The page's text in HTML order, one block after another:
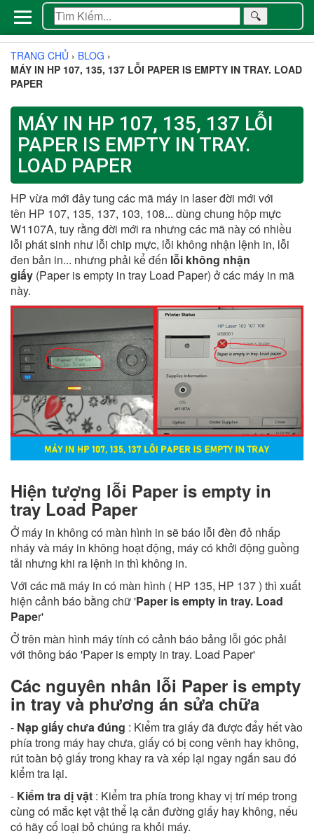
🔍
TRANG CHỦ › BLOG ›
MÁY IN HP 107, 135, 137 LỖI PAPER IS EMPTY IN TRAY. LOAD
PAPER
MÁY IN HP 107, 135, 137 LỖI
PAPER IS EMPTY IN TRAY.
LOAD PAPER
HP vừa mới đây tung các mã máy in laser đời mới với
tên HP 107, 135, 137, 103, 108... dùng chung hộp mực
W1107A, tuy rằng đời mới ra nhưng các mã này có nhiều
lỗi phát sinh như lỗi chip mực, lỗi không nhận lệnh in, lỗi
đen bản in... nhưng phải kể đến lỗi không nhận
giấy (Paper is empty in tray Load Paper) ở các máy in mã
này.
Hiện tượng lỗi Paper is empty in
tray Load Paper
Ở máy in không có màn hình in sẽ báo lỗi đèn đỏ nhấp
nháy và máy in không hoạt động, máy có khởi động guồng
tải nhưng khi ra lệnh in thì không in.
Với các mã máy in có màn hình ( HP 135, HP 137 ) thì xuất
hiện cảnh báo bằng chữ 'Paper is empty in tray. Load
Paper'
Ở trên màn hình máy tính có cảnh báo bảng lỗi góc phải
với thông báo 'Paper is empty in tray. Load Paper'
Các nguyên nhân lỗi Paper is empty
in tray và phương án sửa chữa
- Nạp giấy chưa đúng : Kiểm tra giấy đã được đẩy hết vào
phía trong máy hay chưa, giấy có bị cong vênh hay không,
rút toàn bộ giấy trong khay ra và xếp lại ngay ngắn sau đó
kiểm tra lại.
- Kiểm tra dị vật : Kiểm tra phía trong khay vị trí mép trong
cùng có mắc kẹt vật thể lạ cản đường giấy hay không, nếu
có hãy cố loại bỏ chúng ra khỏi máy.